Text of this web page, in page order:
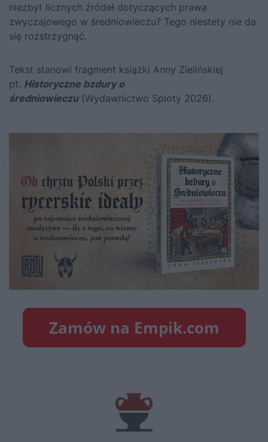
niezbyt licznych źródeł dotyczących prawa
zwyczajowego w średniowieczu? Tego niestety nie da
się rozstrzygnąć.
Tekst stanowi fragment książki Anny Zielińskiej
pt. Historyczne bzdury o
średniowieczu (Wydawnictwo Sploty 2026).